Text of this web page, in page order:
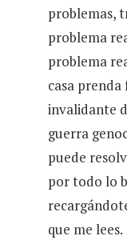
problemas,
problema
problema
casa
invalidante
guerra
puede
por todo lo
que me lees.